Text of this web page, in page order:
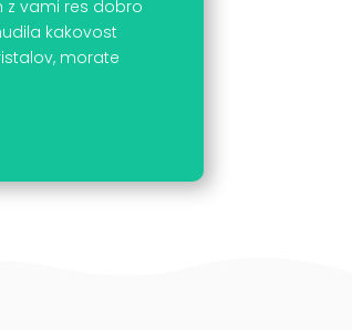
z vami res dobro
kakovost
morate